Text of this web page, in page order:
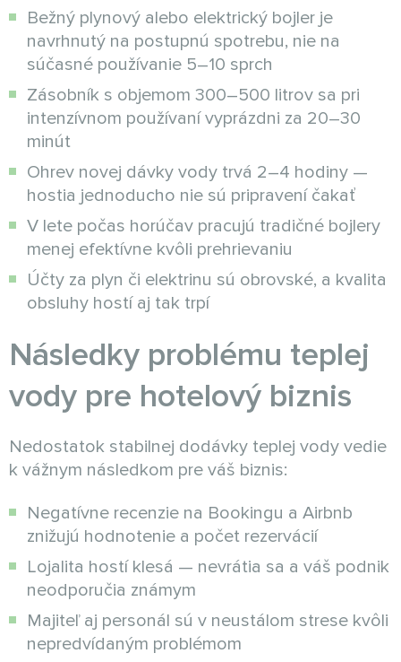
Bežný plynový alebo elektrický bojler je
navrhnutý na postupnú spotrebu, nie na
súčasné používanie 5–10 sprch
Zásobník s objemom 300–500 litrov sa pri
intenzívnom používaní vyprázdni za 20–30
minút
Ohrev novej dávky vody trvá 2–4 hodiny —
hostia jednoducho nie sú pripravení čakať
V lete počas horúčav pracujú tradičné bojlery
menej efektívne kvôli prehrievaniu
Účty za plyn či elektrinu sú obrovské, a kvalita
obsluhy hostí aj tak trpí
Následky problému teplej
vody pre hotelový biznis
Nedostatok stabilnej dodávky teplej vody vedie
k vážnym následkom pre váš biznis:
Negatívne recenzie na Bookingu a Airbnb
znižujú hodnotenie a počet rezervácií
Lojalita hostí klesá — nevrátia sa a váš podnik
neodporučia známym
Majiteľ aj personál sú v neustálom strese kvôli
nepredvídaným problémom